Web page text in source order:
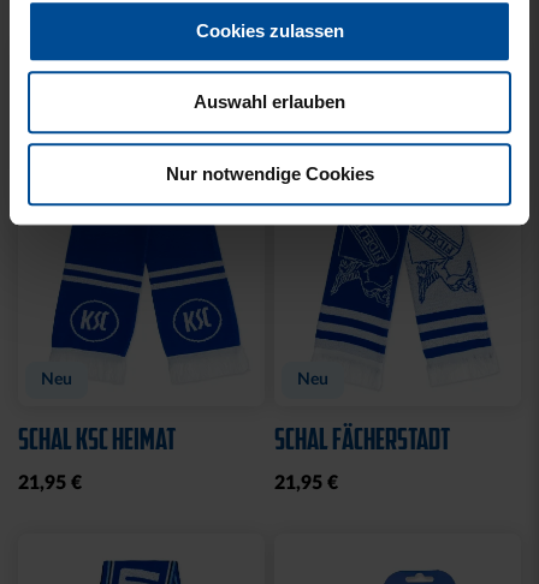
Cookies zulassen
Auswahl erlauben
Nur notwendige Cookies
Neu
SCHAL KSC HEIMAT
21,95 €
Neu
SCHAL FÄCHERSTADT
21,95 €